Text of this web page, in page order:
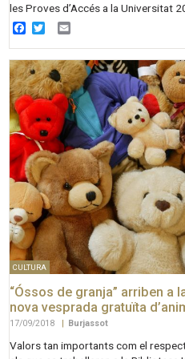
les Proves d’Accés a la Universitat
Facebook
Twitter
CULTURA
“Óssos de granja” arriben a
nova vesprada gratuïta
17/09/2018 Burjassot
Valors tan importants com el